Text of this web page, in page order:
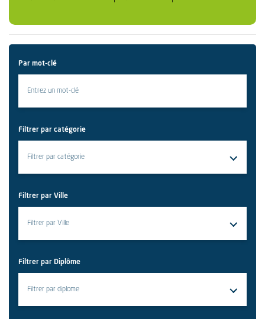
Par mot-clé
Filtrer par catégorie
Filtrer par Ville
Filtrer par Diplôme